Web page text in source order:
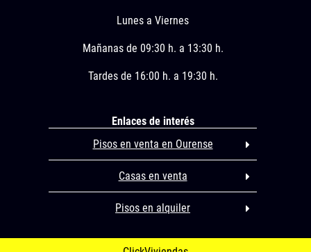
Lunes a Viernes
Mañanas de 09:30 h. a 13:30 h.
Tardes de 16:00 h. a 19:30 h.
Enlaces de interés
Pisos en venta en Ourense
Casas en venta
Pisos en alquiler